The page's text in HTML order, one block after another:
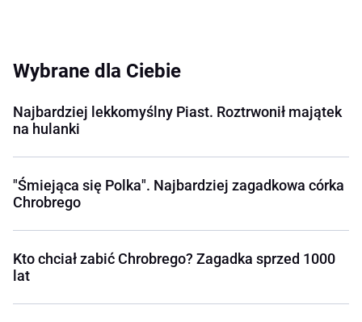
Wybrane dla Ciebie
Najbardziej lekkomyślny Piast. Roztrwonił majątek
na hulanki
"Śmiejąca się Polka". Najbardziej zagadkowa córka
Chrobrego
Kto chciał zabić Chrobrego? Zagadka sprzed 1000
lat